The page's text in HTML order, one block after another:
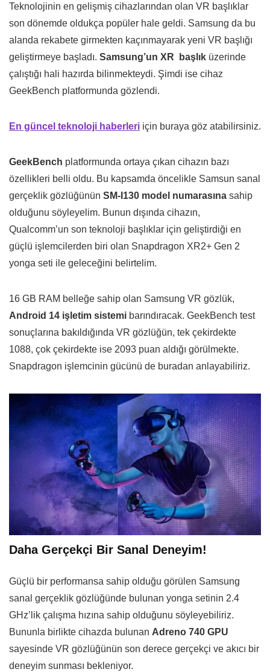
Teknolojinin en gelişmiş cihazlarından olan VR başlıklar
son dönemde oldukça popüler hale geldi. Samsung da bu
alanda rekabete girmekten kaçınmayarak yeni VR başlığı
geliştirmeye başladı. Samsung’un XR başlık üzerinde
çalıştığı hali hazırda bilinmekteydi. Şimdi ise cihaz
GeekBench platformunda gözlendi.
En güncel teknoloji haberleri için buraya göz atabilirsiniz.
GeekBench platformunda ortaya çıkan cihazın bazı
özellikleri belli oldu. Bu kapsamda öncelikle Samsun sanal
gerçeklik gözlüğünün SM-I130 model numarasına sahip
olduğunu söyleyelim. Bunun dışında cihazın,
Qualcomm’un son teknoloji başlıklar için geliştirdiği en
güçlü işlemcilerden biri olan Snapdragon XR2+ Gen 2
yonga seti ile geleceğini belirtelim.
16 GB RAM belleğe sahip olan Samsung VR gözlük,
Android 14 işletim sistemi barındıracak. GeekBench test
sonuçlarına bakıldığında VR gözlüğün, tek çekirdekte
1088, çok çekirdekte ise 2093 puan aldığı görülmekte.
Snapdragon işlemcinin gücünü de buradan anlayabiliriz.
Daha Gerçekçi Bir Sanal Deneyim!
Güçlü bir performansa sahip olduğu görülen Samsung
sanal gerçeklik gözlüğünde bulunan yonga setinin 2.4
GHz’lik çalışma hızına sahip olduğunu söyleyebiliriz.
Bununla birlikte cihazda bulunan Adreno 740 GPU
sayesinde VR gözlüğünün son derece gerçekçi ve akıcı bir
deneyim sunması bekleniyor.